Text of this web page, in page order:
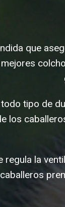
que
tipo de
los
regula la